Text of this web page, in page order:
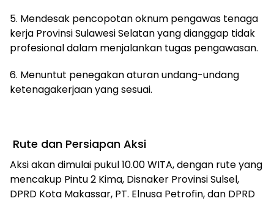
5. Mendesak pencopotan oknum pengawas tenaga
kerja Provinsi Sulawesi Selatan yang dianggap tidak
profesional dalam menjalankan tugas pengawasan.
6. Menuntut penegakan aturan undang-undang
ketenagakerjaan yang sesuai.
Rute dan Persiapan Aksi
Aksi akan dimulai pukul 10.00 WITA, dengan rute yang
mencakup Pintu 2 Kima, Disnaker Provinsi Sulsel,
DPRD Kota Makassar, PT. Elnusa Petrofin, dan DPRD